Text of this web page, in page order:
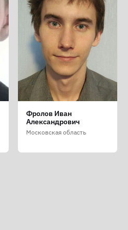
Фролов Иван
Александрович
Московская область